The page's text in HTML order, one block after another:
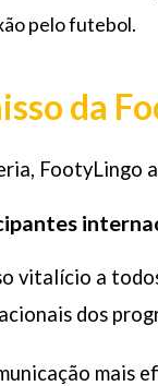
pelo futebol.
da
FootyLingo
vitalício a
dos
mais